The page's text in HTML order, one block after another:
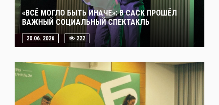
«ВСЁ МОГЛО БЫТЬ ИНАЧЕ»: В САСК ПРОШЁЛ
ВАЖНЫЙ СОЦИАЛЬНЫЙ СПЕКТАКЛЬ
20.06. 2026 222